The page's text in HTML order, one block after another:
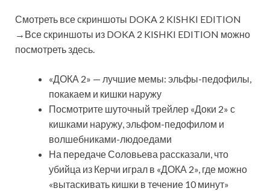
Смотреть все скриншоты DOKA 2 KISHKI EDITION
→Все скриншоты из DOKA 2 KISHKI EDITION можно
посмотреть здесь.
«ДОКА 2» — лучшие мемы: эльфы-педофилы,
покакаем и кишки наружу
Посмотрите шуточный трейлер «Доки 2» с
кишками наружу, эльфом-педофилом и
волшебниками-людоедами
На передаче Соловьева рассказали, что
убийца из Керчи играл в «ДОКА 2», где можно
«вытаскивать кишки в течение 10 минут»